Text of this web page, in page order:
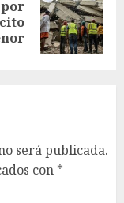
por
será publicada.
con *